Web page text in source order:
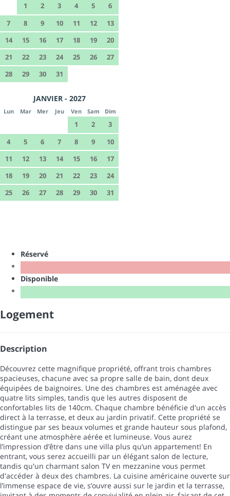
1 2 3 4 5
6
7
8 9 10 11 12
13
14
15 16 17 18 19
20
21
22 23 24 25 26
27
28
29 30 31
JANVIER - 2027
Lun Mar Mer Jeu Ven Sam Dim
1 2
3
4
5 6 7 8 9
10
11
12 13 14 15 16
17
18
19 20 21 22 23
24
25
26 27 28 29 30 31
Réservé
Disponible
Logement
Description
Découvrez cette magnifique propriété, offrant trois chambres
spacieuses, chacune avec sa propre salle de bain, dont deux
équipées de baignoires. Une des chambres est aménagée avec
quatre lits simples, tandis que les autres disposent de
confortables lits de 140cm. Chaque chambre bénéficie d'un accès
direct à la terrasse, et deux au jardin privatif. Cette propriété se
distingue par ses beaux volumes et grande hauteur sous plafond,
créant une atmosphère aérée et lumineuse. Vous aurez
l’impression d’être dans une villa plus qu’un appartement! En
entrant, vous serez accueilli par un élégant salon de lecture,
tandis qu'un charmant salon TV en mezzanine vous permet
d'accéder à deux des chambres. La cuisine américaine ouverte sur
l’immense espace de vie, s’ouvre aussi sur le jardin et la terrasse,